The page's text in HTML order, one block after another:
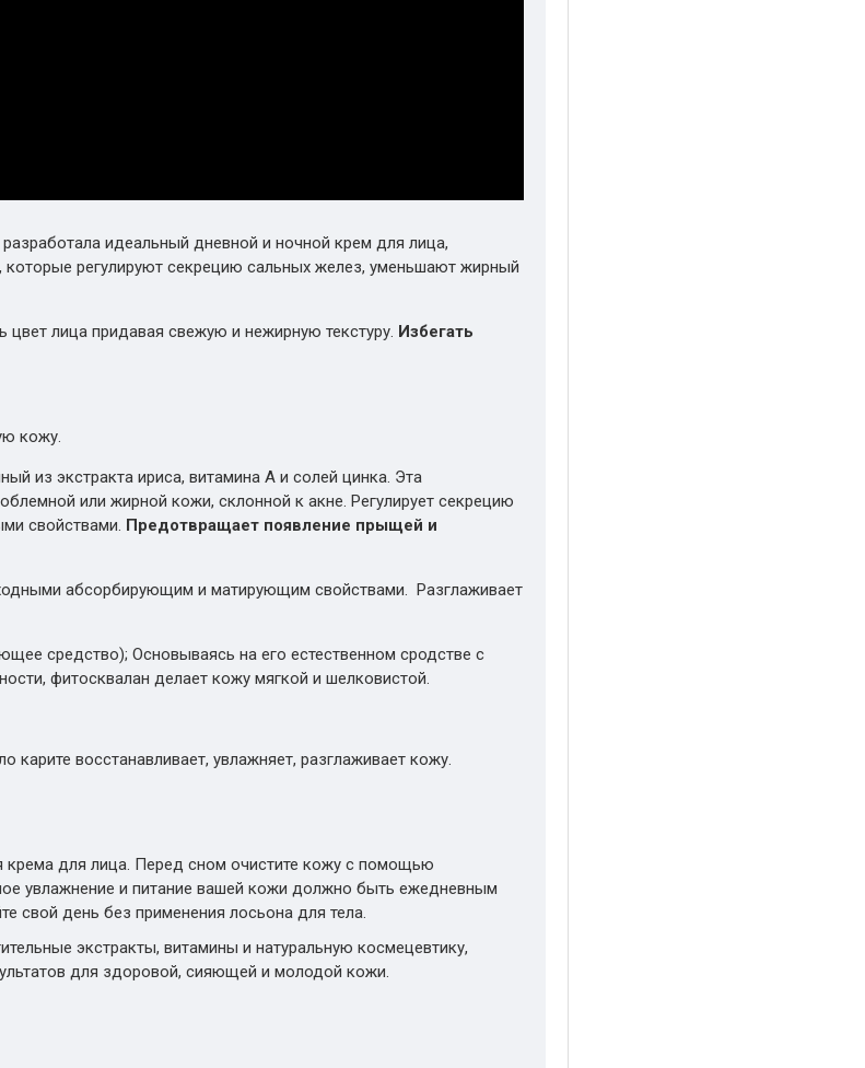
идеальный дневной и ночной крем для лица,
регулируют секрецию сальных желез, уменьшают жирный
лица придавая свежую и нежирную текстуру. Избегать
кожу.
из экстракта ириса, витамина А и солей цинка. Эта
или жирной кожи, склонной к акне. Регулирует секрецию
свойствами. Предотвращает появление прыщей и
абсорбирующим и матирующим свойствами. Разглаживает
средство); Основываясь на его естественном сродстве с
фитосквалан делает кожу мягкой и шелковистой.
восстанавливает, увлажняет, разглаживает кожу.
для лица. Перед сном очистите кожу с помощью
увлажнение и питание вашей кожи должно быть ежедневным
свой день без применения лосьона для тела.
экстракты, витамины и натуральную космецевтику,
для здоровой, сияющей и молодой кожи.